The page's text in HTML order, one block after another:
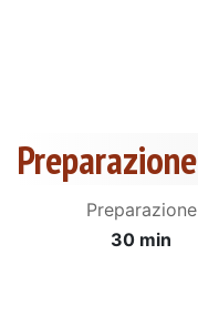
Preparazione
Preparazione
30 min